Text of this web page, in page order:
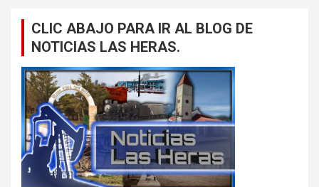
CLIC ABAJO PARA IR AL BLOG DE
NOTICIAS LAS HERAS.